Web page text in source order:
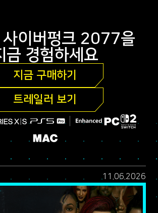
사이버펑크 2077을
금 경험하세요
지금 구매하기
트레일러 보기
11.06.2026